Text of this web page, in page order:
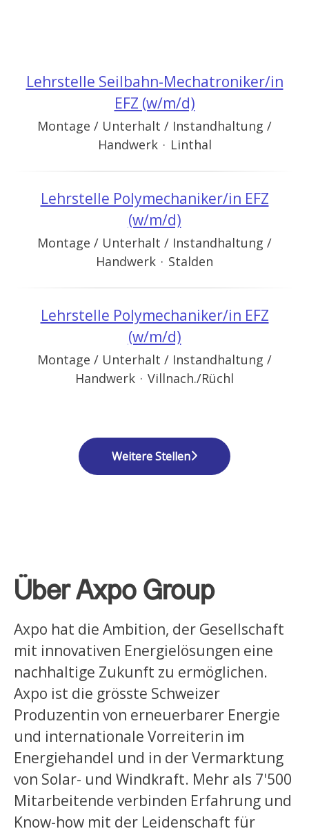
Lehrstelle Seilbahn-Mechatroniker/in
EFZ (w/m/d)
Montage / Unterhalt / Instandhaltung /
Handwerk · Linthal
Lehrstelle Polymechaniker/in EFZ
(w/m/d)
Montage / Unterhalt / Instandhaltung /
Handwerk · Stalden
Lehrstelle Polymechaniker/in EFZ
(w/m/d)
Montage / Unterhalt / Instandhaltung /
Handwerk · Villnach./Rüchl
Weitere Stellen
Über Axpo Group
Axpo hat die Ambition, der Gesellschaft
mit innovativen Energielösungen eine
nachhaltige Zukunft zu ermöglichen.
Axpo ist die grösste Schweizer
Produzentin von erneuerbarer Energie
und internationale Vorreiterin im
Energiehandel und in der Vermarktung
von Solar- und Windkraft. Mehr als 7'500
Mitarbeitende verbinden Erfahrung und
Know-how mit der Leidenschaft für